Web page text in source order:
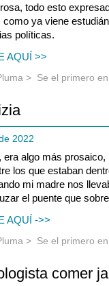
todo esto
ya viene
políticas.
AQUÍ >>
> Se el primero
2022
era algo más
los que estaban
mi madre nos
el puente que
AQUÍ ->>
> Se el primero
comer